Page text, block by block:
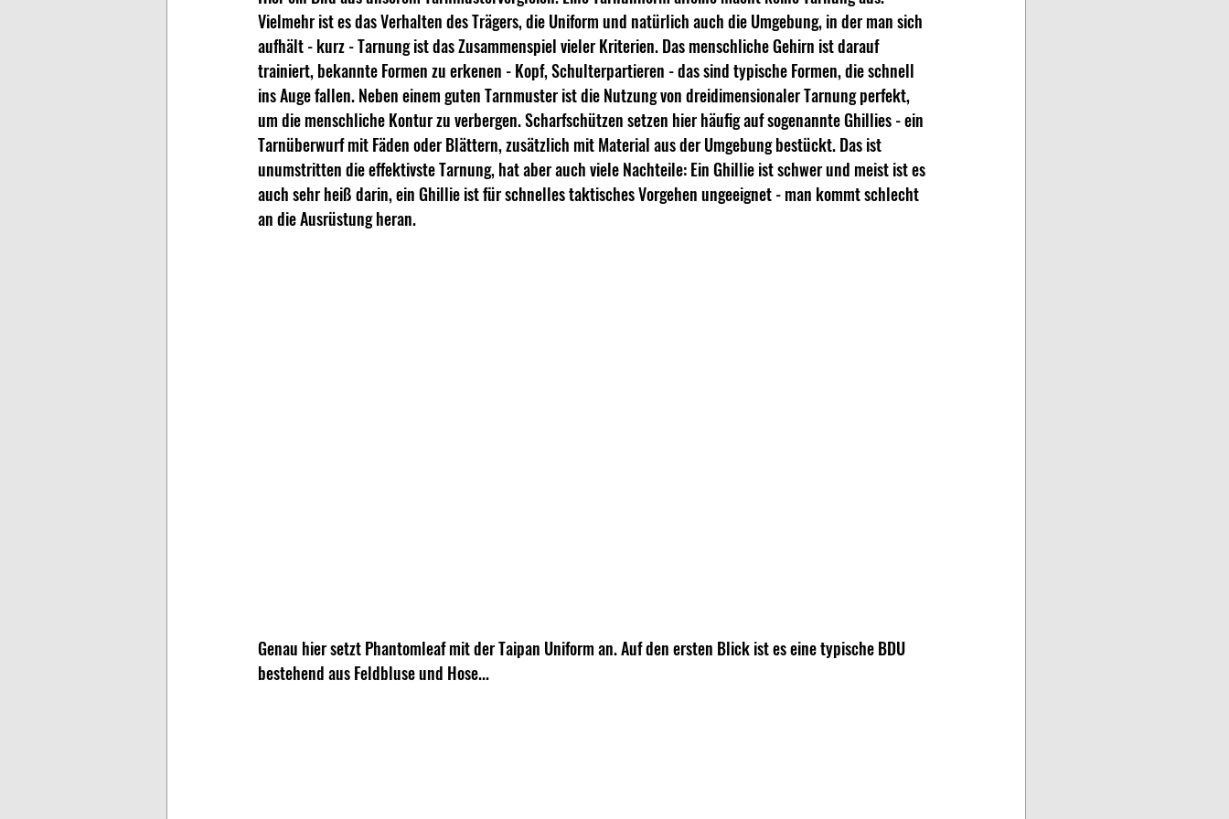
Vielmehr ist es das Verhalten des Trägers, die Uniform und natürlich auch die Umgebung, in der man sich
aufhält - kurz - Tarnung ist das Zusammenspiel vieler Kriterien. Das menschliche Gehirn ist darauf
trainiert, bekannte Formen zu erkenen - Kopf, Schulterpartieren - das sind typische Formen, die schnell
ins Auge fallen. Neben einem guten Tarnmuster ist die Nutzung von dreidimensionaler Tarnung perfekt,
um die menschliche Kontur zu verbergen. Scharfschützen setzen hier häufig auf sogenannte Ghillies - ein
Tarnüberwurf mit Fäden oder Blättern, zusätzlich mit Material aus der Umgebung bestückt. Das ist
unumstritten die effektivste Tarnung, hat aber auch viele Nachteile: Ein Ghillie ist schwer und meist ist es
auch sehr heiß darin, ein Ghillie ist für schnelles taktisches Vorgehen ungeeignet - man kommt schlecht
an die Ausrüstung heran.
Genau hier setzt Phantomleaf mit der Taipan Uniform an. Auf den ersten Blick ist es eine typische BDU
bestehend aus Feldbluse und Hose...